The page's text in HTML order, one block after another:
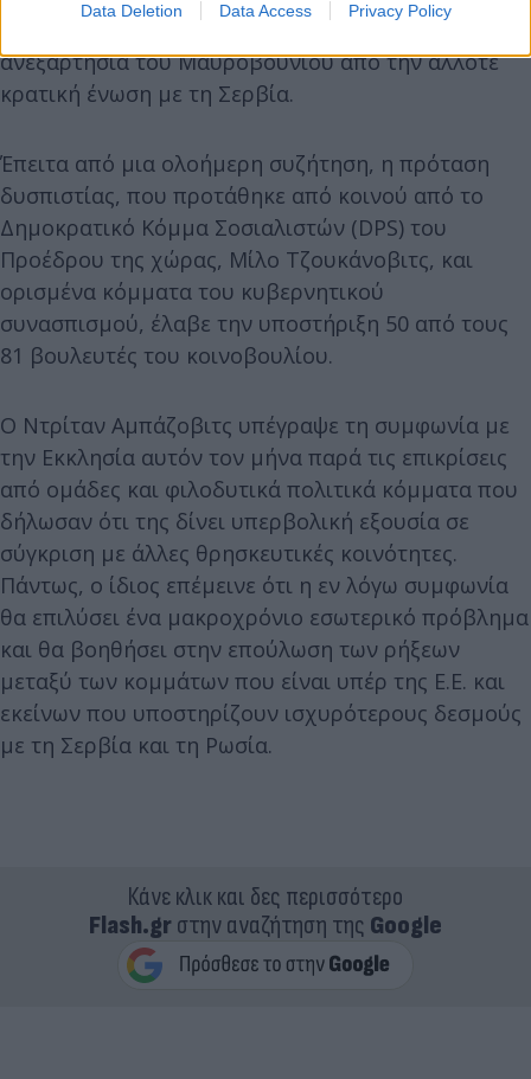
Data Deletion Data Access Privacy Policy
φιλορώσων Σέρβων που αντιτάχθηκαν στην
ανεξαρτησία του Μαυροβουνίου από την άλλοτε
κρατική ένωση με τη Σερβία.
Έπειτα από μια ολοήμερη συζήτηση, η πρόταση
δυσπιστίας, που προτάθηκε από κοινού από το
Δημοκρατικό Κόμμα Σοσιαλιστών (DPS) του
Προέδρου της χώρας, Μίλο Τζουκάνοβιτς, και
ορισμένα κόμματα του κυβερνητικού
συνασπισμού, έλαβε την υποστήριξη 50 από τους
81 βουλευτές του κοινοβουλίου.
Ο Ντρίταν Αμπάζοβιτς υπέγραψε τη συμφωνία με
την Εκκλησία αυτόν τον μήνα παρά τις επικρίσεις
από ομάδες και φιλοδυτικά πολιτικά κόμματα που
δήλωσαν ότι της δίνει υπερβολική εξουσία σε
σύγκριση με άλλες θρησκευτικές κοινότητες.
Πάντως, ο ίδιος επέμεινε ότι η εν λόγω συμφωνία
θα επιλύσει ένα μακροχρόνιο εσωτερικό πρόβλημα
και θα βοηθήσει στην επούλωση των ρήξεων
μεταξύ των κομμάτων που είναι υπέρ της Ε.Ε. και
εκείνων που υποστηρίζουν ισχυρότερους δεσμούς
με τη Σερβία και τη Ρωσία.
Κάνε κλικ και δες περισσότερο
Flash.grστην αναζήτηση της Google